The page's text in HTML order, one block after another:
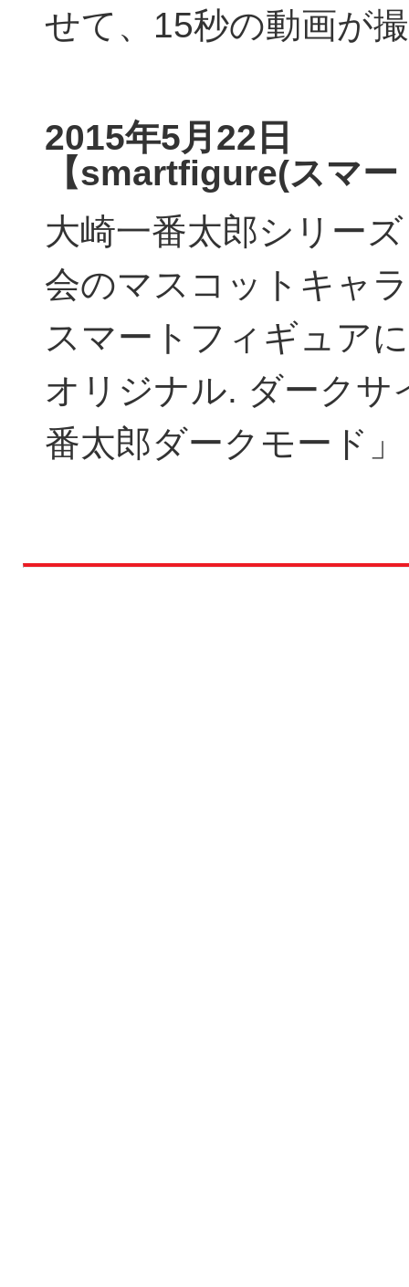
せて、15秒の動画が
2015年5月22日
【smartfigure(スマ
大崎一番太郎シリー
会のマスコットキャ
スマートフィギュア
オリジナル. ダークサ
番太郎ダークモード